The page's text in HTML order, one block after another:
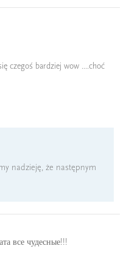
czegoś bardziej wow ....choć
nadzieję, że następnym
все чудесные!!!